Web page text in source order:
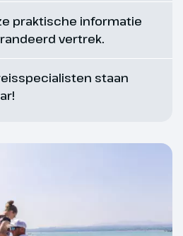
ontbijt verlaten we Stirling
naar de
praktische informatie
vertrek.
staan